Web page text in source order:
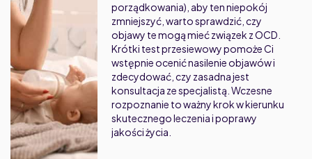
porządkowania), aby ten niepokój
zmniejszyć, warto sprawdzić, czy
objawy te mogą mieć związek z OCD.
Krótki test przesiewowy pomoże Ci
wstępnie ocenić nasilenie objawów i
zdecydować, czy zasadna jest
konsultacja ze specjalistą. Wczesne
rozpoznanie to ważny krok w kierunku
skutecznego leczenia i poprawy
jakości życia.